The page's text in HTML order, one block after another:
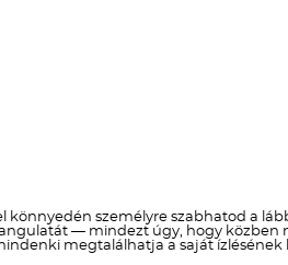
személyre szabhatod a
— mindezt úgy, hogy közben
megtalálhatja a saját